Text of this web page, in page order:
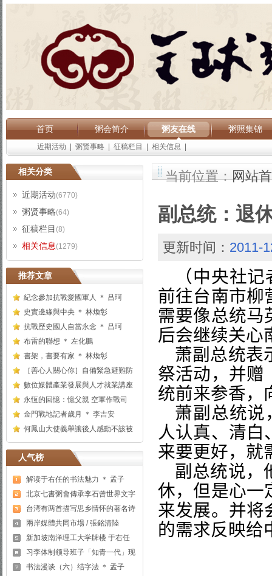
首页 粥会简介 粥友在线 粥照集锦
近期活动 粥贤事略 征稿栏目 相关信息
相关分类
近期活动(6770)
粥贤事略(64)
征稿栏目 (8)
相关信息(1279)
推荐文章
紀念參加抗戰愛國軍人 ＊ 吕珂
史實邊緣與中央 ＊ 林煥彰
抗戰歷史國人自當永念 ＊ 吕珂
布雷的聯想 ＊ 左化鵬
書架，書要有家 ＊ 林煥彰
［善心人關心你］自備緊急避難防
數位媒體產業發展與人才就業講座
永恆的回憶：憶父親 空軍作戰司
金門戰地記者歲月 ＊ 李吉安
何鳳山大使義舉讓後人感動不該被
人气榜
解读于右任的书法魅力 ＊ 孟子
北京七書粥會傳承李石曾世界文字
台湾有两首描写思乡情怀的著名诗
兩岸媒體共同市場 / 張銘清陸
新加坡南洋理工大学牌楼 于右任
习李体制领导班子「知青一代」现
书法漫谈（六）结字法 ＊ 孟子
当前位置：网站
副总统：退
更新时间： 2011-
（中央社
前往台南市柳
需要像总统马
后会继续关心
萧副总统表
祭活动，并赠
统前来参香，
萧副总统说
人认真、清白
来要更好，就
副总统说，
休，但是心一
来发展。并将
的需求反映给